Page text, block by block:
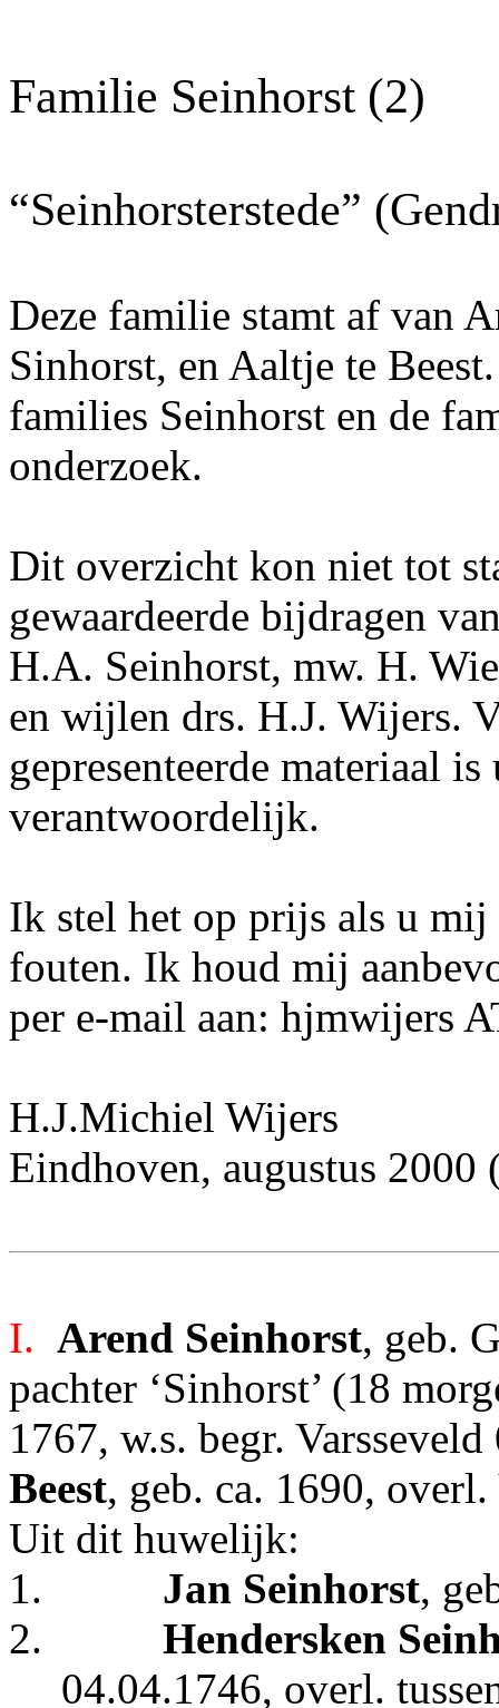
Familie Seinhorst (2)
“Seinhorsterstede”
Deze familie stamt af van
Sinhorst, en Aaltje te
families Seinhorst en de
onderzoek.
Dit overzicht kon niet tot
gewaardeerde bijdragen
H.A. Seinhorst, mw. H.
en wijlen drs. H.J. Wijers.
gepresenteerde materiaal
verantwoordelijk.
Ik stel het op prijs als u mij
fouten. Ik houd mij
per e-mail aan: hjmwijers
H.J.Michiel Wijers
Eindhoven, augustus 2000
I. Arend Seinhorst, geb.
pachter ‘Sinhorst’ (18
1767, w.s. begr.
Beest, geb. ca. 1690,
Uit dit huwelijk:
1.
Jan Seinhorst,
2.
Hendersken
04.04.1746, overl.